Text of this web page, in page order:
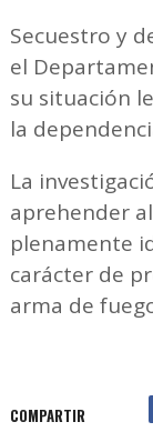
Secuestro y
el
su situación
la
La
aprehender
plenamente
carácter de
arma de
COMPARTIR